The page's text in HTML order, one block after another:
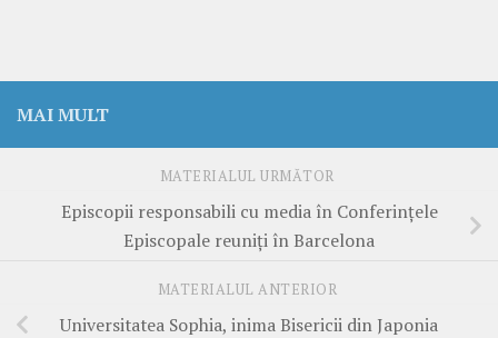
MAI MULT
MATERIALUL URMĂTOR
Episcopii responsabili cu media în Conferinţele
Episcopale reuniţi în Barcelona
MATERIALUL ANTERIOR
Universitatea Sophia, inima Bisericii din Japonia